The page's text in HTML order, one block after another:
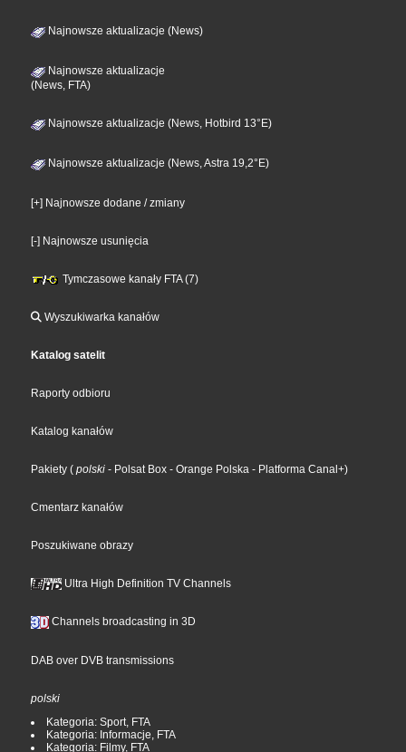
Najnowsze aktualizacje (News)
Najnowsze aktualizacje
(News, FTA)
Najnowsze aktualizacje (News, Hotbird 13°E)
Najnowsze aktualizacje (News, Astra 19,2°E)
[+] Najnowsze dodane / zmiany
[-] Najnowsze usunięcia
Tymczasowe kanały FTA (7)
Wyszukiwarka kanałów
Katalog satelit
Raporty odbioru
Katalog kanałów
Pakiety ( polski - Polsat Box - Orange Polska - Platforma Canal+)
Cmentarz kanałów
Poszukiwane obrazy
Ultra High Definition TV Channels
Channels broadcasting in 3D
DAB over DVB transmissions
polski
Kategoria: Sport, FTA
Kategoria: Informacje, FTA
Kategoria: Filmy, FTA